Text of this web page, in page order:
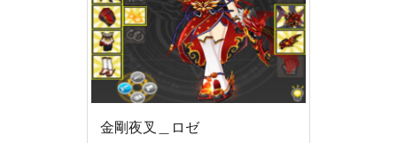
金剛夜叉＿ロゼ